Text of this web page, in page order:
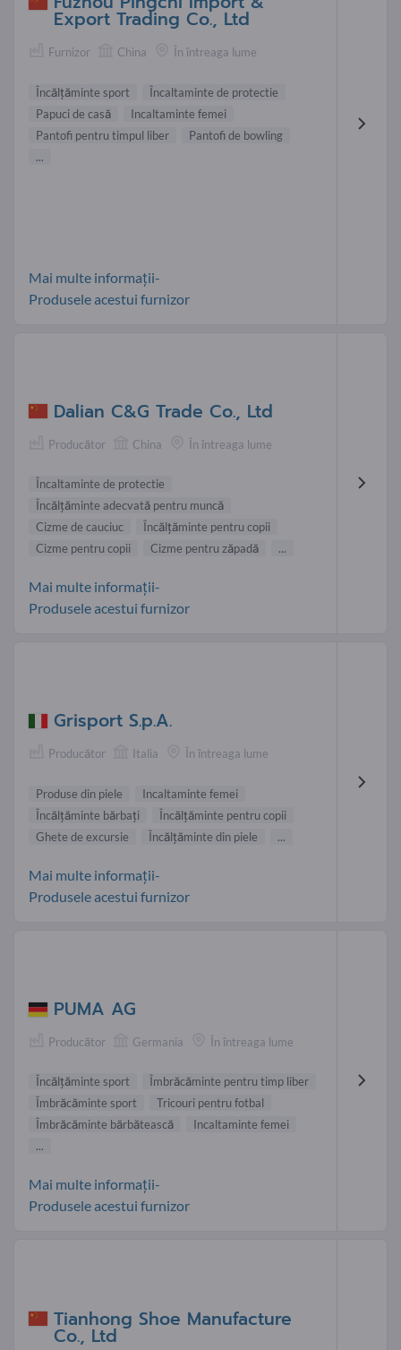
Export Trading Co., Ltd
Furnizor China În întreaga lume
Încălţăminte sport
Încaltaminte de protectie
Papuci de casă
Incaltaminte femei
Pantofi pentru timpul liber
Pantofi de bowling
...
Mai multe informații-
Produsele acestui furnizor
Dalian C&G Trade Co., Ltd
Producător China În întreaga lume
Încaltaminte de protectie
Încălţăminte adecvată pentru muncă
Cizme de cauciuc
Încălţăminte pentru copii
Cizme pentru copii
Cizme pentru zăpadă ...
Mai multe informații-
Produsele acestui furnizor
Grisport S.p.A.
Producător Italia În întreaga lume
Produse din piele
Incaltaminte femei
Încălţăminte bărbaţi
Încălţăminte pentru copii
Ghete de excursie
Încălţăminte din piele ...
Mai multe informații-
Produsele acestui furnizor
PUMA AG
Producător Germania În întreaga lume
Încălţăminte sport
Îmbrăcăminte pentru timp liber
Îmbrăcăminte sport
Tricouri pentru fotbal
Îmbrăcăminte bărbătească
Incaltaminte femei
...
Mai multe informații-
Produsele acestui furnizor
Tianhong Shoe Manufacture
Co., Ltd